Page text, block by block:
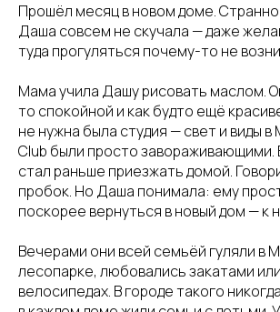
Прошёл месяц в новом доме.
Даша совсем не скучала — даже
туда прогуляться почему-то не
Мама учила Дашу рисовать маслом.
то спокойной и как будто ещё
не нужна была студия — свет и виды
Club были просто завораживающими.
стал раньше приезжать домой.
пробок. Но Даша понимала: ему
поскорее вернуться в новый дом — к
Вечерами они всей семьёй гуляли в
лесопарке, любовались закатами
велосипедах. В городе такого